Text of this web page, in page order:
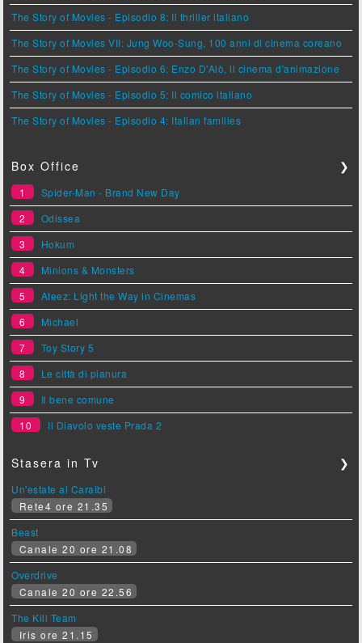
The Story of Movies - Episodio 8: Il thriller italiano
The Story of Movies VII: Jung Woo-Sung, 100 anni di cinema coreano
The Story of Movies - Episodio 6: Enzo D'Alò, il cinema d'animazione
The Story of Movies - Episodio 5: Il comico italiano
The Story of Movies - Episodio 4: Italian families
Box Office ❯
1
Spider-Man - Brand New Day
2
Odissea
3
Hokum
4
Minions & Monsters
5
Ateez: Light the Way in Cinemas
6
Michael
7
Toy Story 5
8
Le città di pianura
9
Il bene comune
10
Il Diavolo veste Prada 2
Stasera in Tv ❯
Un'estate ai Caraibi
Rete4 ore 21.35
Beast
Canale 20 ore 21.08
Overdrive
Canale 20 ore 22.56
The Kill Team
Iris ore 21.15